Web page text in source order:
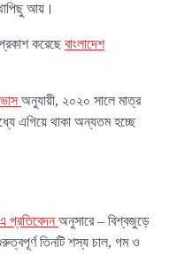
আয়।
করেছে বাংলাদেশ
অনুযায়ী, ২০২০ সালে মাত্র
এগিয়ে থাকা অন্যতম হচ্ছে
প্রতিবেদন অনুসারে – বিশ্বজুড়ে
তিনটি শস্য চাল, গম ও